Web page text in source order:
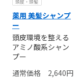
頭皮・頭髪
薬用 美髪シャンプ
ー
頭皮環境を整える
アミノ酸系シャン
プー
2,640円